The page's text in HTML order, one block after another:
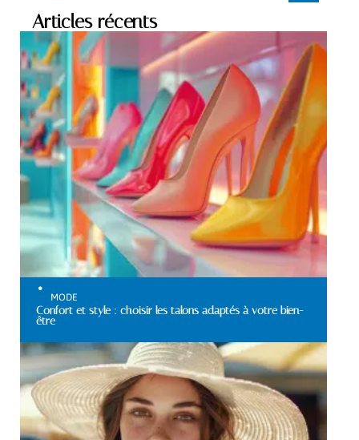
Articles récents
MODE
Confort et style : choisir les talons adaptés à votre bien-
être